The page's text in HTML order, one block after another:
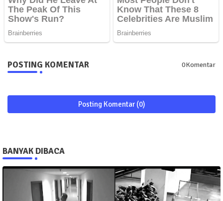
POSTING KOMENTAR 0Komentar
Posting Komentar (0)
BANYAK DIBACA